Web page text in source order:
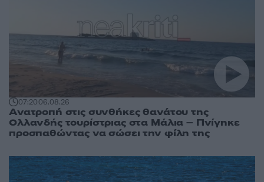
07:2006.08.26
Ανατροπή στις συνθήκες θανάτου της
Ολλανδής τουρίστριας στα Μάλια – Πνίγηκε
προσπαθώντας να σώσει την φίλη της